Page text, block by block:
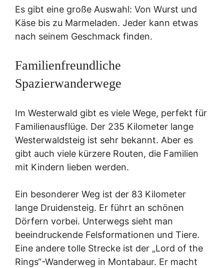
Es gibt eine große Auswahl: Von Wurst und
Käse bis zu Marmeladen. Jeder kann etwas
nach seinem Geschmack finden.
Familienfreundliche
Spazierwanderwege
Im Westerwald gibt es viele Wege, perfekt für
Familienausflüge. Der 235 Kilometer lange
Westerwaldsteig ist sehr bekannt. Aber es
gibt auch viele kürzere Routen, die Familien
mit Kindern lieben werden.
Ein besonderer Weg ist der 83 Kilometer
lange Druidensteig. Er führt an schönen
Dörfern vorbei. Unterwegs sieht man
beeindruckende Felsformationen und Tiere.
Eine andere tolle Strecke ist der „Lord of the
Rings“-Wanderweg in Montabaur. Er macht